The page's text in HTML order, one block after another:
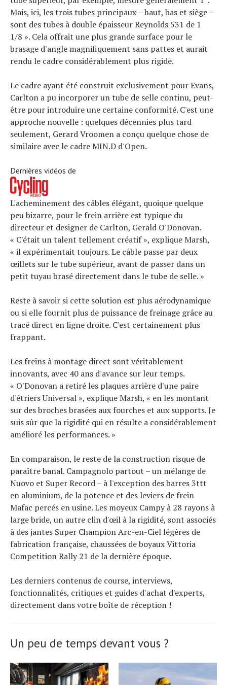
Mais, ici, les trois tubes principaux – haut, bas et siège –
sont des tubes à double épaisseur Reynolds 531 de 1
1/8 ». Cela offrait une plus grande surface pour le
brasage d'angle magnifiquement sans pattes et aurait
rendu le cadre considérablement plus rigide.
Le cadre ayant été construit exclusivement pour Evans,
Carlton a pu incorporer un tube de selle continu, peut-
être pour introduire une certaine conformité. C'est une
approche nouvelle : quelques décennies plus tard
seulement, Gerard Vroomen a conçu quelque chose de
similaire avec le cadre MIN.D d'Open.
Dernières vidéos de
L'acheminement des câbles élégant, quoique quelque
peu bizarre, pour le frein arrière est typique du
directeur et designer de Carlton, Gerald O'Donovan.
« C'était un talent tellement créatif », explique Marsh,
« il expérimentait toujours. Le câble passe par deux
œillets sur le tube supérieur, avant de passer dans un
petit tuyau brasé directement dans le tube de selle. »
Reste à savoir si cette solution est plus aérodynamique
ou si elle fournit plus de puissance de freinage grâce au
tracé direct en ligne droite. C'est certainement plus
frappant.
Les freins à montage direct sont véritablement
innovants, avec 40 ans d'avance sur leur temps.
« O'Donovan a retiré les plaques arrière d'une paire
d'étriers Universal », explique Marsh, « en les montant
sur des broches brasées aux fourches et aux supports. Je
suis sûr que la rigidité qui en résulte a considérablement
amélioré les performances. »
En comparaison, le reste de la construction risque de
paraître banal. Campagnolo partout – un mélange de
Nuovo et Super Record – à l'exception des barres 3ttt
en aluminium, de la potence et des leviers de frein
Mafac percés en usine. Les moyeux Campy à 28 rayons à
large bride, un autre clin d'œil à la rigidité, sont associés
à des jantes Super Champion Arc-en-Ciel légères de
fabrication française, chaussées de boyaux Vittoria
Competition Rally 21 de la dernière époque.
Les derniers contenus de course, interviews,
fonctionnalités, critiques et guides d'achat d'experts,
directement dans votre boîte de réception !
Un peu de temps devant vous ?